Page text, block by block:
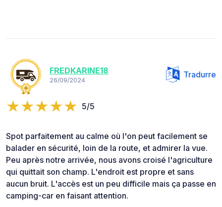
FREDKARINE18
26/09/2024
Tradurre
5/5
Spot parfaitement au calme où l'on peut facilement se
balader en sécurité, loin de la route, et admirer la vue.
Peu après notre arrivée, nous avons croisé l'agriculture
qui quittait son champ. L'endroit est propre et sans
aucun bruit. L'accès est un peu difficile mais ça passe en
camping-car en faisant attention.